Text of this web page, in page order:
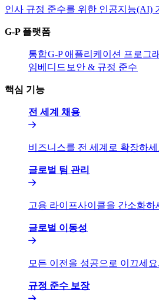
인사 규정 준수를 위한 인공지능(AI)
G-P 플랫폼​​
통합​​G-P 애플리케이션 프로그
임베디드​​ 보안 & 규정 준수​​
핵심 기능​​
전 세계 채용​​
비즈니스를 전 세계로 확장하세
글로벌 팀 관리​​
고용 라이프사이클을 간소화하
글로벌 이동성​​
모든 이전을 성공으로 이끄세요.​​
규정 준수 보장​​